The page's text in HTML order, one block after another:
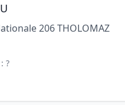
206 THOLOMAZ
?